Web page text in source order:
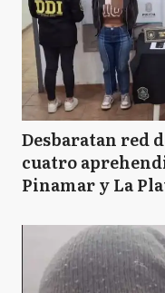
Desbaratan red
cuatro
Pinamar y La